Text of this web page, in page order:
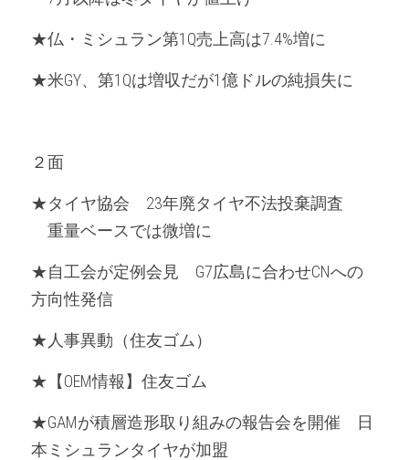
★仏・ミシュラン第1Q売上高は7.4%増に
★米GY、第1Qは増収だが1億ドルの純損失に
２面
★タイヤ協会　23年廃タイヤ不法投棄調査
重量ベースでは微増に
★自工会が定例会見　G7広島に合わせCNへの
方向性発信
★人事異動（住友ゴム）
★【OEM情報】住友ゴム
★GAMが積層造形取り組みの報告会を開催　日
本ミシュランタイヤが加盟